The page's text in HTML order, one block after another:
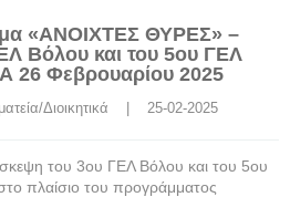
«ΑΝΟΙΧΤΕΣ ΘΥΡΕΣ» –
Βόλου και του 5ου ΓΕΛ
26 Φεβρουαρίου 2025
Διοικητικά
    |    25-02-2025
του 3ου ΓΕΛ Βόλου και του 5ου
πλαίσιο του προγράμματος